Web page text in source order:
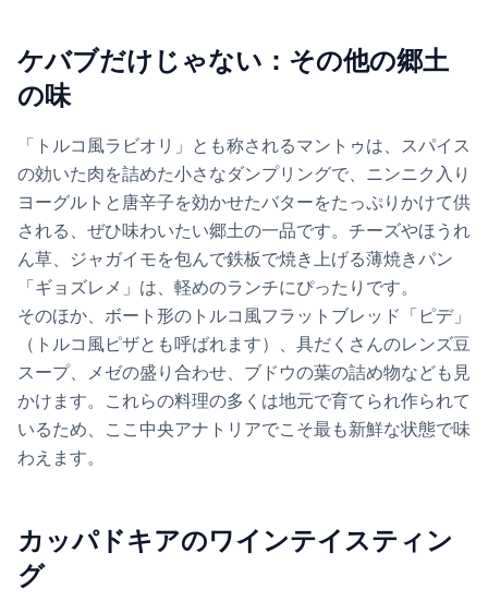
ケバブだけじゃない：その他の郷土
の味
「トルコ風ラビオリ」とも称されるマントゥは、スパイス
の効いた肉を詰めた小さなダンプリングで、ニンニク入り
ヨーグルトと唐辛子を効かせたバターをたっぷりかけて供
される、ぜひ味わいたい郷土の一品です。チーズやほうれ
ん草、ジャガイモを包んで鉄板で焼き上げる薄焼きパン
「ギョズレメ」は、軽めのランチにぴったりです。
そのほか、ボート形のトルコ風フラットブレッド「ピデ」
（トルコ風ピザとも呼ばれます）、具だくさんのレンズ豆
スープ、メゼの盛り合わせ、ブドウの葉の詰め物なども見
かけます。これらの料理の多くは地元で育てられ作られて
いるため、ここ中央アナトリアでこそ最も新鮮な状態で味
わえます。
カッパドキアのワインテイスティン
グ